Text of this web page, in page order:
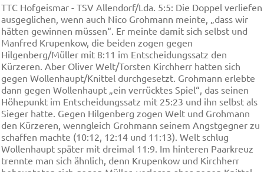
TTC Hofgeismar - TSV Allendorf/Lda. 5:5: Die Doppel verliefen
ausgeglichen, wenn auch Nico Grohmann meinte, „dass wir
hätten gewinnen müssen“. Er meinte damit sich selbst und
Manfred Krupenkow, die beiden zogen gegen
Hilgenberg/Müller mit 8:11 im Entscheidungssatz den
Kürzeren. Aber Oliver Welt/Torsten Kirchherr hatten sich
gegen Wollenhaupt/Knittel durchgesetzt. Grohmann erlebte
dann gegen Wollenhaupt „ein verrücktes Spiel“, das seinen
Höhepunkt im Entscheidungssatz mit 25:23 und ihn selbst als
Sieger hatte. Gegen Hilgenberg zogen Welt und Grohmann
den Kürzeren, wenngleich Grohmann seinem Angstgegner zu
schaffen machte (10:12, 12:14 und 11:13). Welt schlug
Wollenhaupt später mit dreimal 11:9. Im hinteren Paarkreuz
trennte man sich ähnlich, denn Krupenkow und Kirchherr